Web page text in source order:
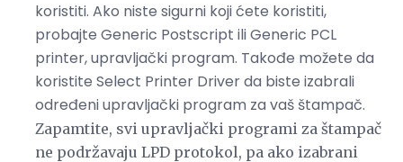
koristiti. Ako niste sigurni koji ćete koristiti,
probajte Generic Postscript ili Generic PCL
printer, upravljački program. Takođe možete da
koristite Select Printer Driver da biste izabrali
određeni upravljački program za vaš štampač.
Zapamtite, svi upravljački programi za štampač
ne podržavaju LPD protokol, pa ako izabrani